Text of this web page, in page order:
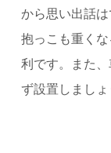
から思い出話は
抱っこも重く
利です。また
ず設置しましょ